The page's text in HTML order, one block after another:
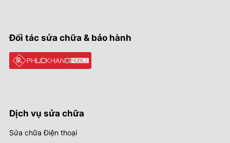
Đối tác sửa chữa & bảo hành
Dịch vụ sửa chữa
Sửa chữa Điện thoại